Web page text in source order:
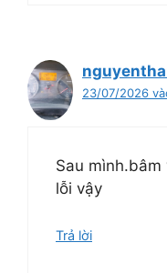
23/07/2026
Sau
lỗi vậy
Trả lời